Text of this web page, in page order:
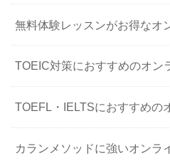
無料体験レッスンがお得なオ
TOEIC対策におすすめのオン
TOEFL・IELTSにおすすめの
カランメソッドに強いオンラ